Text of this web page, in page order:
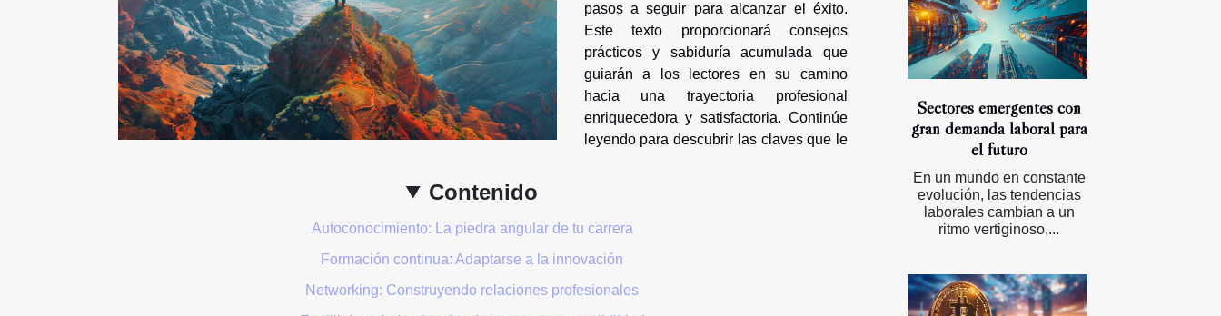
Contenido
Autoconocimiento: La piedra angular de tu carrera
Formación continua: Adaptarse a la innovación
Networking: Construyendo relaciones profesionales
pasos a seguir para alcanzar el éxito.
Este texto proporcionará consejos
prácticos y sabiduría acumulada que
guiarán a los lectores en su camino
hacia una trayectoria profesional
enriquecedora y satisfactoria. Continúe
leyendo para descubrir las claves que le
Sectores emergentes con
gran demanda laboral para
el futuro
En un mundo en constante
evolución, las tendencias
laborales cambian a un
ritmo vertiginoso,...